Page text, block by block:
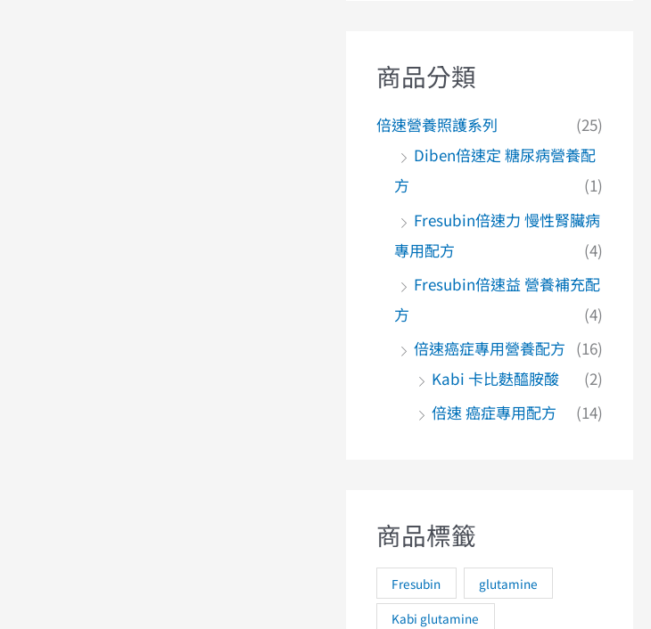
商品分類
倍速營養照護系列
(25)
Diben倍速定 糖尿病營養配
方
(1)
Fresubin倍速力 慢性腎臟病
專用配方
(4)
Fresubin倍速益 營養補充配
方
(4)
倍速癌症專用營養配方 (16)
Kabi 卡比麩醯胺酸
(2)
倍速 癌症專用配方
(14)
商品標籤
Fresubin
glutamine
Kabi glutamine